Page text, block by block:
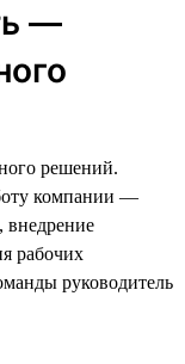
—
решений.
компании —
внедрение
рабочих
руководитель